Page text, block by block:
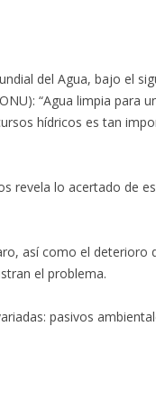
del Agua, bajo el
“Agua limpia para
hídricos es tan
revela lo acertado de
así como el deterioro
el problema.
pasivos